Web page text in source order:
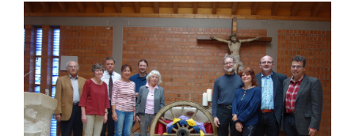
grösseres
Bild